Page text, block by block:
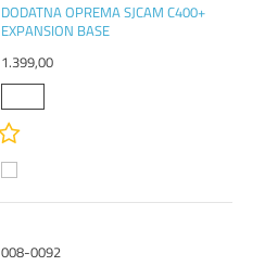
DODATNA OPREMA SJCAM C400+
EXPANSION BASE
1.399,00
008-0092